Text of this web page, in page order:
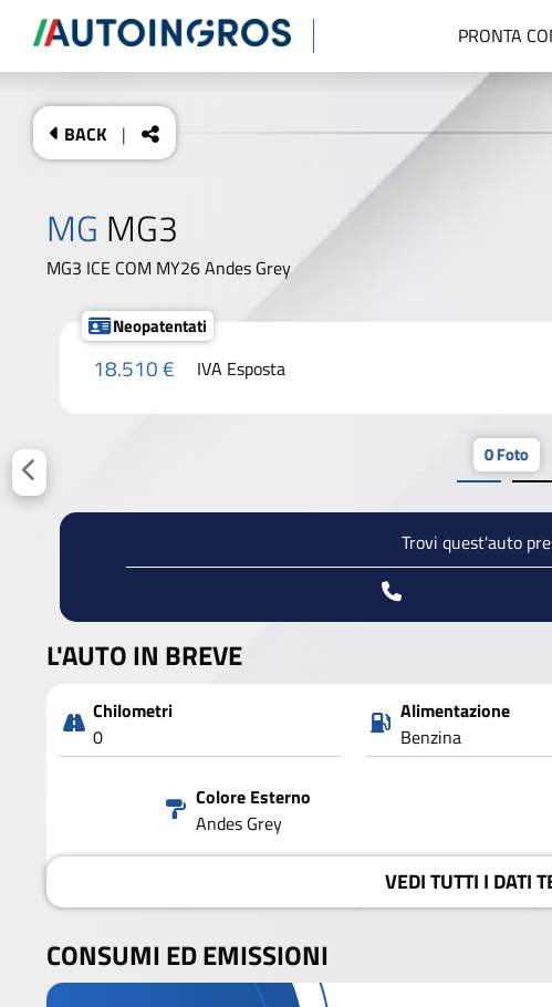
PRONTA
BACK |
MG MG3
MG3 ICE COM MY26 Andes Grey
Neopatentati
18.510 € IVA Esposta
0 Foto
Trovi quest'auto
L'AUTO IN BREVE
Chilometri
0
Alimentazione
Benzina
Colore Esterno
Andes Grey
VEDITUTTI I DATI
CONSUMI ED EMISSIONI